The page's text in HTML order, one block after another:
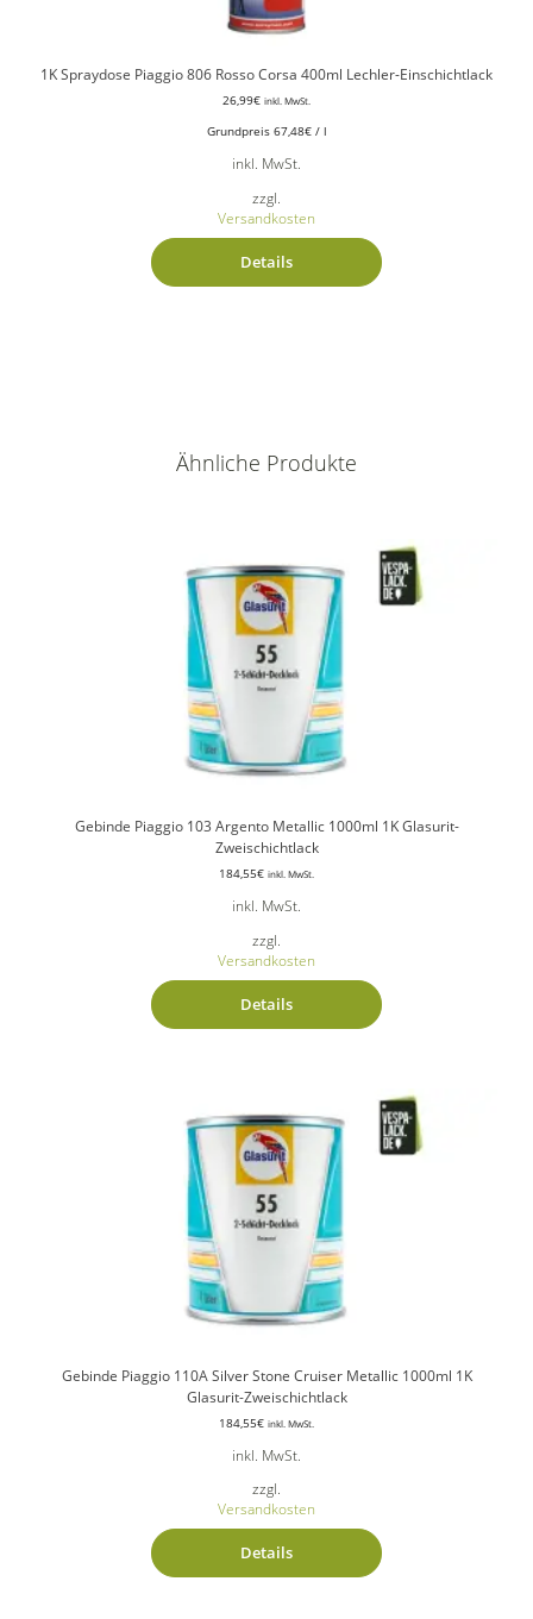
1K Spraydose Piaggio 806 Rosso Corsa 400ml Lechler-Einschichtlack
26,99€ inkl. MwSt.
Grundpreis 67,48€/ l
inkl. MwSt.
zzgl.
Versandkosten
Details
Ähnliche Produkte
Gebinde Piaggio 103 Argento Metallic 1000ml 1K Glasurit-
Zweischichtlack
184,55€ inkl. MwSt.
inkl. MwSt.
zzgl.
Versandkosten
Details
Gebinde Piaggio 110A Silver Stone Cruiser Metallic 1000ml 1K
Glasurit-Zweischichtlack
184,55€ inkl. MwSt.
inkl. MwSt.
zzgl.
Versandkosten
Details